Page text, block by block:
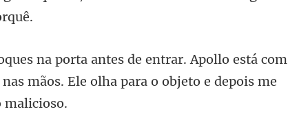
ollo está com
mãos. Ele olha p